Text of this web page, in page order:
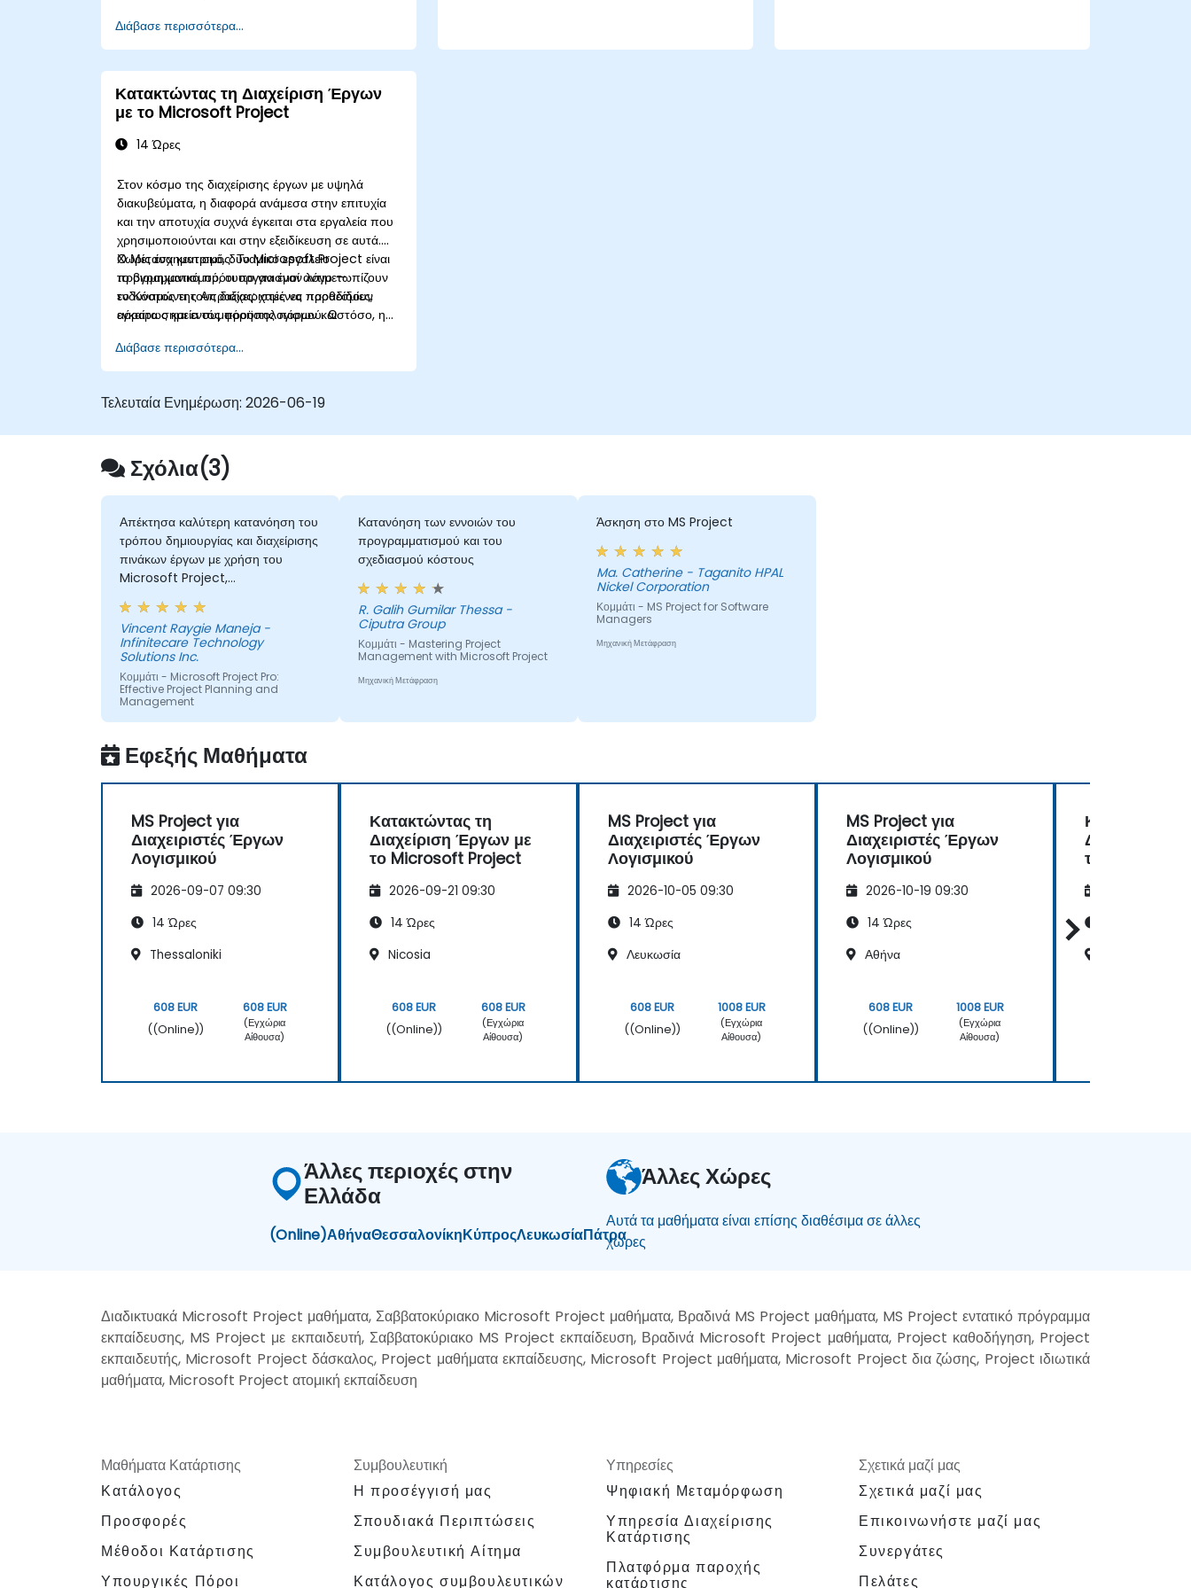
Διάβασε περισσότερα...
Κατακτώντας τη Διαχείριση Έργων
με το Microsoft Project
14 Ώρες
Στον κόσμο της διαχείρισης έργων με υψηλά
διακυβεύματα, η διαφορά ανάμεσα στην επιτυχία
και την αποτυχία συχνά έγκειται στα εργαλεία που
χρησιμοποιούνται και στην εξειδίκευση σε αυτά.
Χωρίς ένα κεντρικό, δυναμικό εργαλείο
προγραμματισμού, οι οργανισμοί αντιμετωπίζουν
το Κόστος της Απραξίας: χαμένες προθεσμίες,
αόρατα σημεία συμφόρησης πόρων και
περιθώρια κέρδους. Η εξάρτηση από στατικά
υπολογιστικά φύλλα ή ασύνδετα εργαλεία
καθυστερήσεις στην κρίσιμη διαδρομή περνούν
Ο Μετασχηματισμός: Το Microsoft Project είναι
το βιομηχανικό πρότυπο για έναν λόγο —
ενδυναμώνει τους διαχειριστές να παραδίδουν
εγκαίρως και εντός προϋπολογισμού. Ωστόσο, η
αξιοποίηση των πλήρων δυνατοτήτων του απαιτεί
πρακτική δεξιότητα.
Διάβασε περισσότερα...
Τελευταία Ενημέρωση: 2026-06-19
Σχόλια(3)
Απέκτησα καλύτερη κατανόηση του
τρόπου δημιουργίας και διαχείρισης
πινάκων έργων με χρήση του
Microsoft Project,
συμπεριλαμβανομένων των
εξαρτήσεων εργασιών, των
σταθμών ελέγχου (milestones) και
των βάσεων σύγκρισης
(baselines). Επίσης, έμαθα
πρακτικές τεχνικές για την κατανομή
πόρων, την παρακολούθηση της
προόδου, την αναφορά δεδομένων
και την ανάλυση Κρίσιμης
Διαδρομής (CPM), με σκοπό τη
βελτίωση του σχεδιασμού και του
Vincent Raygie Maneja -
Infinitecare Technology
Solutions Inc.
Κομμάτι - Microsoft Project Pro:
Effective Project Planning and
Management
Κατανόηση των εννοιών του
προγραμματισμού και του
σχεδιασμού κόστους
R. Galih Gumilar Thessa -
Ciputra Group
Κομμάτι - Mastering Project
Management with Microsoft Project
Μηχανική Μετάφραση
Άσκηση στο MS Project
Ma. Catherine - Taganito HPAL
Nickel Corporation
Κομμάτι - MS Project for Software
Managers
Μηχανική Μετάφραση
Εφεξής Μαθήματα
MS Project για
Διαχειριστές Έργων
Λογισμικού
2026-09-07 09:30
14 Ώρες
Thessaloniki
608 EUR
((Online))
608 EUR
(Εγχώρια
Αίθουσα)
Κατακτώντας τη
Διαχείριση Έργων με
το Microsoft Project
2026-09-21 09:30
14 Ώρες
Nicosia
608 EUR
((Online))
608 EUR
(Εγχώρια
Αίθουσα)
MS Project για
Διαχειριστές Έργων
Λογισμικού
2026-10-05 09:30
14 Ώρες
Λευκωσία
608 EUR
((Online))
1008 EUR
(Εγχώρια
Αίθουσα)
MS Project για
Διαχειριστές Έργων
Λογισμικού
2026-10-19 09:30
14 Ώρες
Αθήνα
608 EUR
((Online))
1008 EUR
(Εγχώρια
Αίθουσα)
Κατακτώντας
Διαχείριση
το Microsoft
Άλλες περιοχές στην
Ελλάδα
(Online)ΑθήναΘεσσαλονίκηΚύπροςΛευκωσίαΠάτρα
Άλλες Χώρες
Αυτά τα μαθήματα είναι επίσης διαθέσιμα σε άλλες
χώρες
Διαδικτυακά Microsoft Project μαθήματα, Σαββατοκύριακο Microsoft Project μαθήματα, Βραδινά MS Project μαθήματα, MS Project εντατικό πρόγραμμα
εκπαίδευσης, MS Project με εκπαιδευτή, Σαββατοκύριακο MS Project εκπαίδευση, Βραδινά Microsoft Project μαθήματα, Project καθοδήγηση, Project
εκπαιδευτής, Microsoft Project δάσκαλος, Project μαθήματα εκπαίδευσης, Microsoft Project μαθήματα, Microsoft Project δια ζώσης, Project ιδιωτικά
μαθήματα, Microsoft Project ατομική εκπαίδευση
Μαθήματα Κατάρτισης
Κατάλογος
Προσφορές
Μέθοδοι Κατάρτισης
Υπουργικές Πόροι
Συμβουλευτική
Η προσέγγισή μας
Σπουδιακά Περιπτώσεις
Συμβουλευτική Αίτημα
Κατάλογος συμβουλευτικών
Υπηρεσίες
Ψηφιακή Μεταμόρφωση
Υπηρεσία Διαχείρισης
Κατάρτισης
Πλατφόρμα παροχής
κατάρτισης
Σχετικά μαζί μας
Σχετικά μαζί μας
Επικοινωνήστε μαζί μας
Συνεργάτες
Πελάτες